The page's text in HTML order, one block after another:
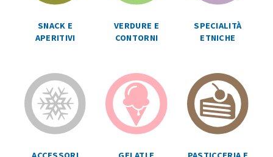
SNACK E
APERITIVI
VERDURE E
CONTORNI
SPECIALITÀ
ETNICHE